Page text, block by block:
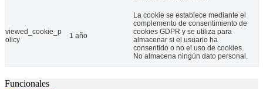
viewed_cookie_p
olicy
1 año
La cookie se establece mediante el
complemento de consentimiento de
cookies GDPR y se utiliza para
almacenar si el usuario ha
consentido o no el uso de cookies.
No almacena ningún dato personal.
Funcionales